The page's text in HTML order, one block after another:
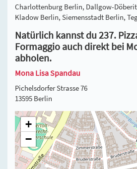
Charlottenburg Berlin, Dallgow-
Kladow Berlin, Siemensstadt Berlin,
Natürlich kannst du 237.
Formaggio auch direkt bei
abholen.
Mona Lisa Spandau
Pichelsdorfer Strasse 76
13595 Berlin
+
−